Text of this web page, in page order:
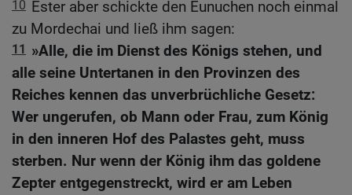
10 Ester aber schickte den Eunuchen noch einmal
zu Mordechai und ließ ihm sagen:
11
»Alle, die im Dienst des Königs stehen, und
alle seine Untertanen in den Provinzen des
Reiches kennen das unverbrüchliche Gesetz:
Wer ungerufen, ob Mann oder Frau, zum König
in den inneren Hof des Palastes geht, muss
sterben. Nur wenn der König ihm das goldene
Zepter entgegenstreckt, wird er am Leben